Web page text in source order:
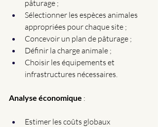
pâturage ;
Sélectionner les espèces animales
appropriées pour chaque site ;
Concevoir un plan de pâturage ;
Définir la charge animale ;
Choisir les équipements et
infrastructures nécessaires.
Analyse économique :
Estimer les coûts globaux